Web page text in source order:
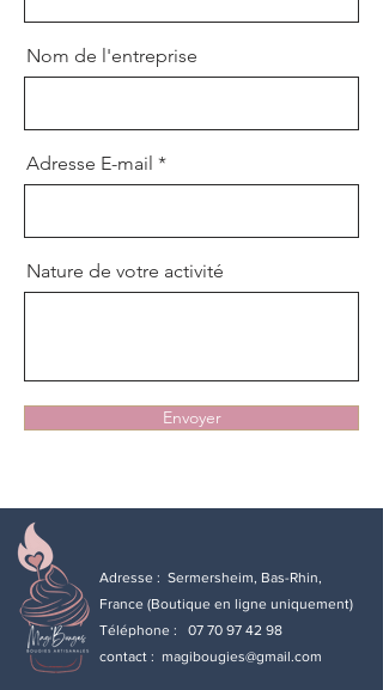
Nom de l'entreprise
Adresse E-mail
Nature de votre activité
Envoyer
Adresse : Sermersheim, Bas-Rhin,
France (Boutique en ligne uniquement)
Téléphone : 07 70 97 42 98
contact : magibougies@gmail.com